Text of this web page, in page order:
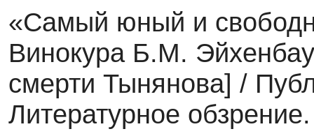
«Самый юный и
Винокура Б.М.
смерти Тынянова] /
Литературное